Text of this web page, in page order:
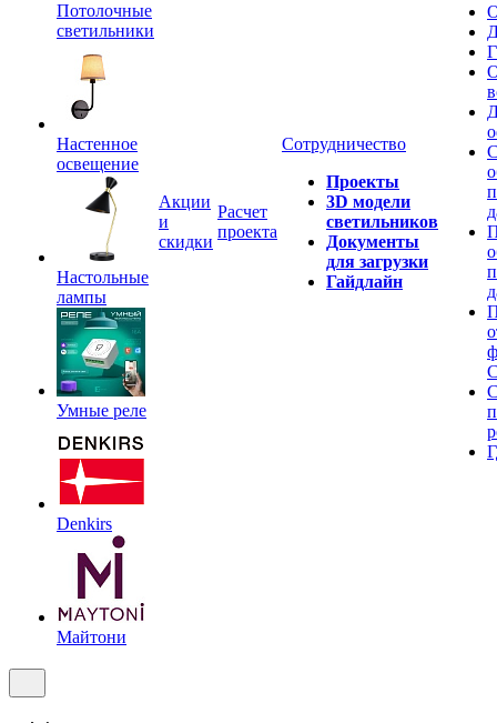
Потолочные
светильники
Настенное
освещение
Настольные
лампы
Умные реле
Denkirs
Майтони
Акции
и
скидки
Расчет
проекта
Сотрудничество
Проекты
3D модели
светильников
Документы
для загрузки
Гайдлайн